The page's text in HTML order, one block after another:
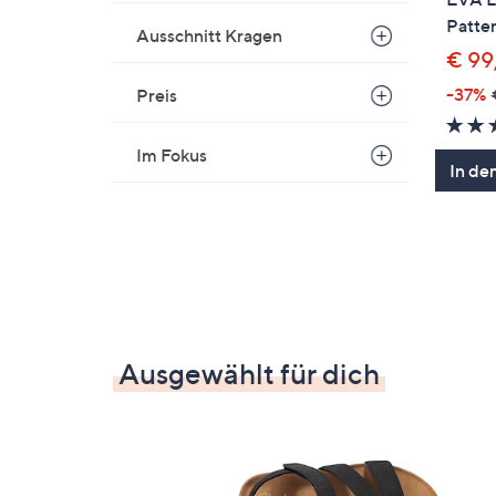
Ausschnitt Kragen
Preis
Im Fokus
€
-37%
In
Ausgewählt für dich